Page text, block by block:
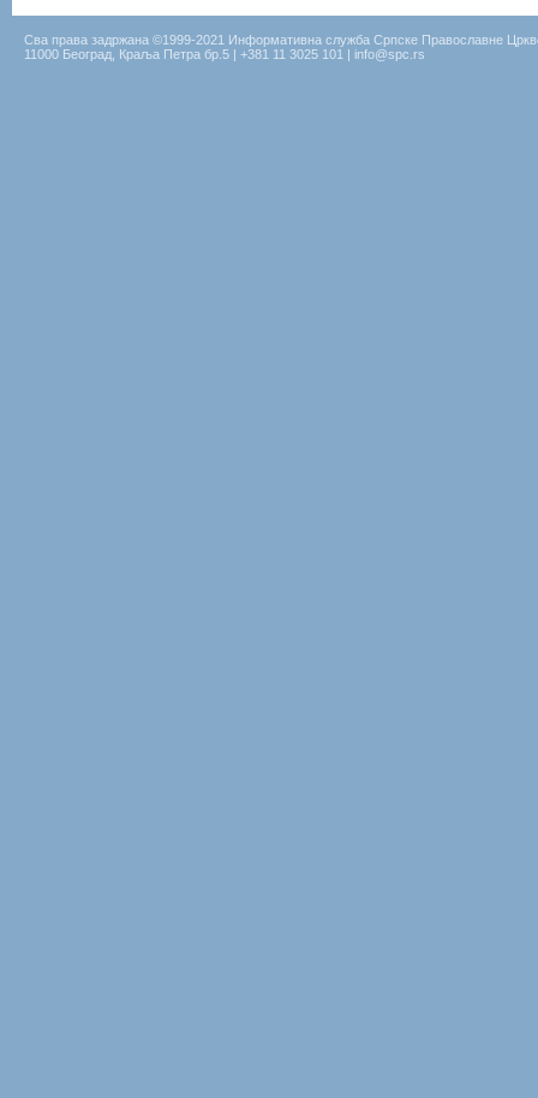
Сва права задржана ©1999-2021 Информативна служба Српске Православне
11000 Београд, Краља Петра бр.5 | +381 11 3025 101 | info@spc.rs